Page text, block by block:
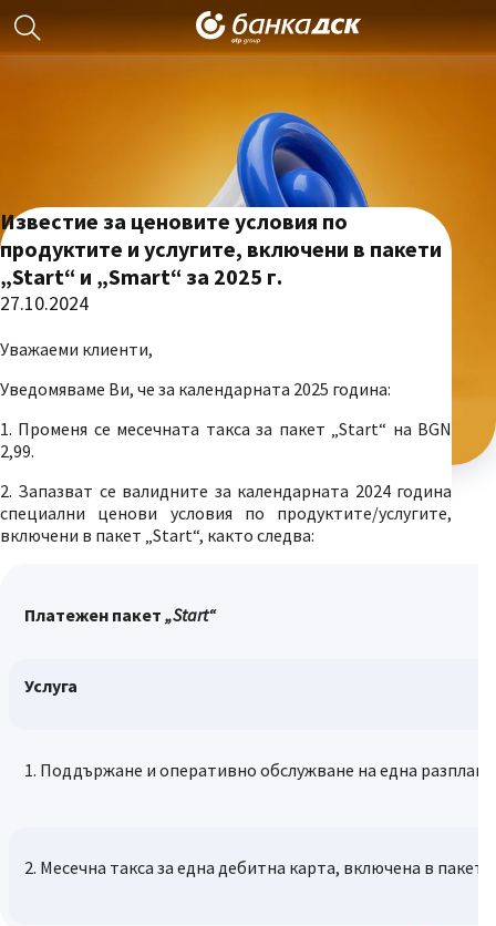
Известие за ценовите условия по
продуктите и услугите, включени в пакети
„Start“ и „Smart“ за 2025 г.
27.10.2024
Уважаеми клиенти,
Уведомяваме Ви, че за календарната 2025 година:
1. Променя се месечната такса за пакет „Start“ на BGN
2,99.
2. Запазват се валидните за календарната 2024 година
специални ценови условия по продуктите/услугите,
включени в пакет „Start“, както следва:
Платежен пакет „Start“
Услуга
1. Поддържане и оперативно обслужване на една
2. Месечна такса за една дебитна карта, включена в пакета